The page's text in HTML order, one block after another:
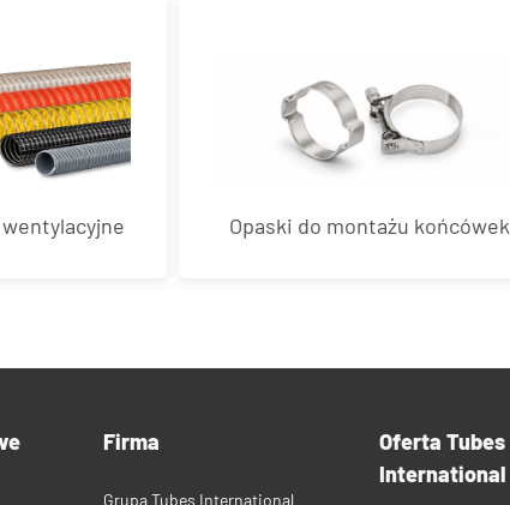
Opaski do montażu końcówek
Firma
Grupa Tubes International
Oferta Tubes
International